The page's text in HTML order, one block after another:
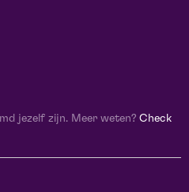
jezelf zijn. Meer weten? Check